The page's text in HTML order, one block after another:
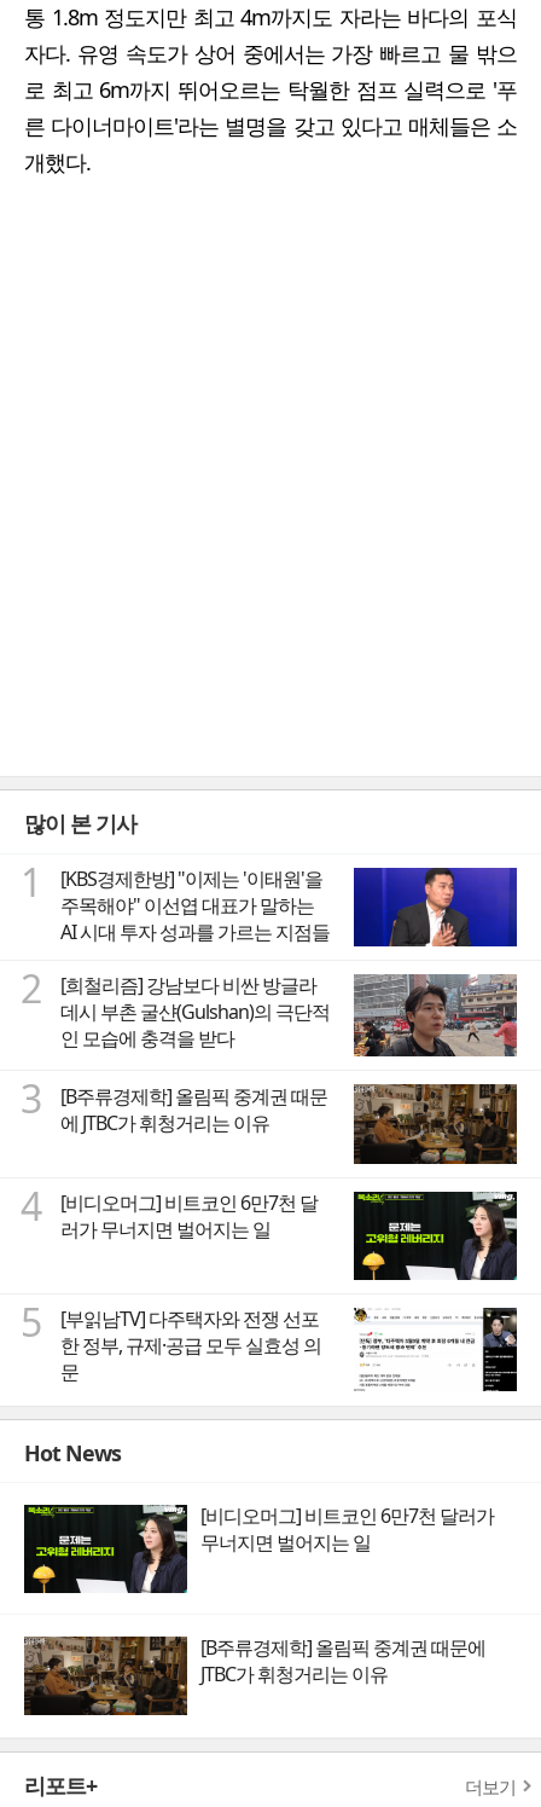
통 1.8m 정도지만 최고 4m까지도 자라는 바다의 포식
자다. 유영 속도가 상어 중에서는 가장 빠르고 물 밖으
로 최고 6m까지 뛰어오르는 탁월한 점프 실력으로 '푸
른 다이너마이트'라는 별명을 갖고 있다고 매체들은 소
개했다.
많이 본 기사
1
[KBS경제한방] "이제는 '이태원'을
주목해야" 이선엽 대표가 말하는
AI 시대 투자 성과를 가르는 지점들
2
[희철리즘] 강남보다 비싼 방글라
데시 부촌 굴샨(Gulshan)의 극단적
인 모습에 충격을 받다
3
[B주류경제학] 올림픽 중계권 때문
에 JTBC가 휘청거리는 이유
4
[비디오머그] 비트코인 6만7천 달
러가 무너지면 벌어지는 일
5
[부읽남TV] 다주택자와 전쟁 선포
한 정부, 규제·공급 모두 실효성 의
문
Hot News
[비디오머그] 비트코인 6만7천 달러가
무너지면 벌어지는 일
[B주류경제학] 올림픽 중계권 때문에
JTBC가 휘청거리는 이유
리포트+ 더보기